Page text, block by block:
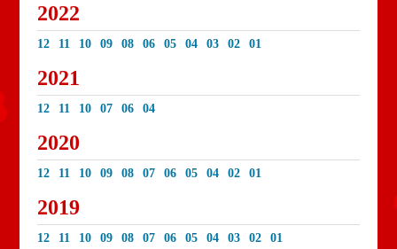
2022
12 11 10 09 08 06 05 04 03 02 01
2021
12 11 10 07 06 04
2020
12 11 10 09 08 07 06 05 04 02 01
2019
12 11 10 09 08 07 06 05 04 03 02 01